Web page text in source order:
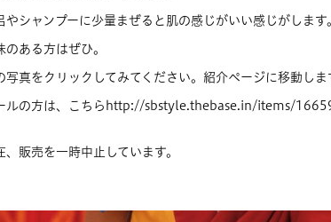
やシャンプーに少量まぜると肌の感じがいい感じがします
のある方はぜひ。
写真をクリックしてみてください。紹介ページに移動しま
ルの方は、こちらhttp://sbstyle.thebase.in/items/
販売を一時中止しています。